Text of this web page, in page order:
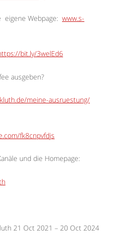
eigene Webpage: www.s-
bit.ly/3welEd6
ausgeben?
meine-ausruestung/
fk8cnpvfdjs
und die Homepage:
21 Oct 2021 – 20 Oct 2024